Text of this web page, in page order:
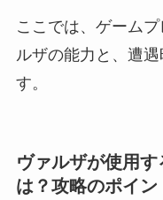
ここでは、ゲーム
ルザの能力と、遭
す。
ヴァルザが使用
は？攻略のポイン